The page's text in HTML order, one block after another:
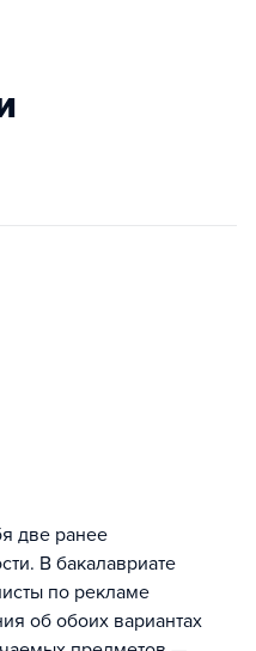
две ранее
В бакалавриате
по рекламе
об обоих вариантах